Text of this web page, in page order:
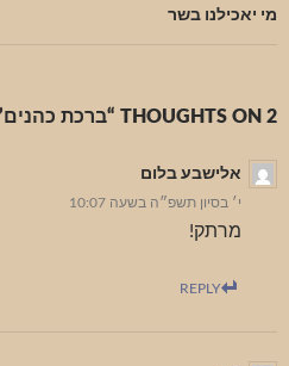
מי יאכילנו בשר
2 THOUGHTS ON “ברכת כהנים”
אלישבע בלום
י׳ בסיון תשפ״ה בשעה 10:07
מרתק!
REPLY